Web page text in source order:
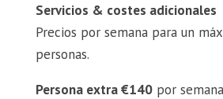
Servicios & costes adicionales
Precios por semana para un
personas.
Persona extra €140por